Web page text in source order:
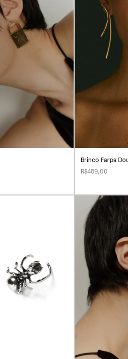
Brinco Farpa
R$489,00